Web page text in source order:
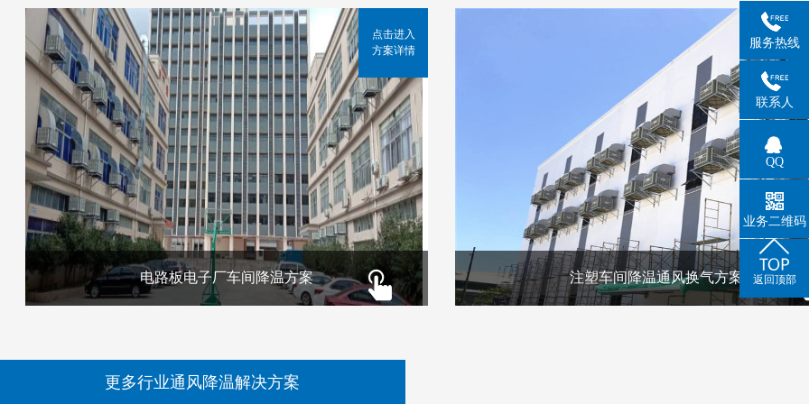
电路板电子厂车间降温方案
点击进入
方案详情
注塑车间降温通风换气方案
更多行业通风降温解决方案
服务热线
联系人
QQ
业务二维码
返回顶部